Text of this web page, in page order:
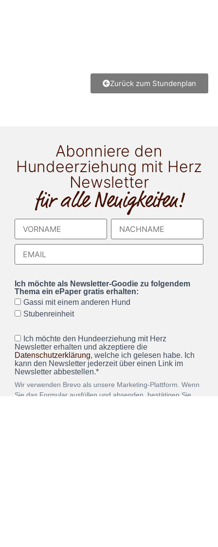
Zurück zum Stundenplan
Abonniere den
Hundeerziehung mit Herz
Newsletter
für alle Neuigkeiten!
Ich möchte als Newsletter-Goodie zu folgendem
Thema ein ePaper gratis erhalten:
Gassi mit einem anderen Hund
Stubenreinheit
Ich möchte den Hundeerziehung mit Herz
Newsletter erhalten und akzeptiere die
Datenschutzerklärung, welche ich gelesen habe. Ich
kann den Newsletter jederzeit über einen Link im
Newsletter abbestellen.*
Wir verwenden Brevo als unsere Marketing-Plattform. Wenn
Sie das Formular ausfüllen und absenden, bestätigen Sie,